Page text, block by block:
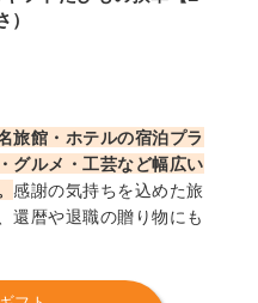
旅館・ホテルの宿泊プラ
グルメ・工芸など幅広い
感謝の気持ちを込めた旅
還暦や退職の贈り物にも